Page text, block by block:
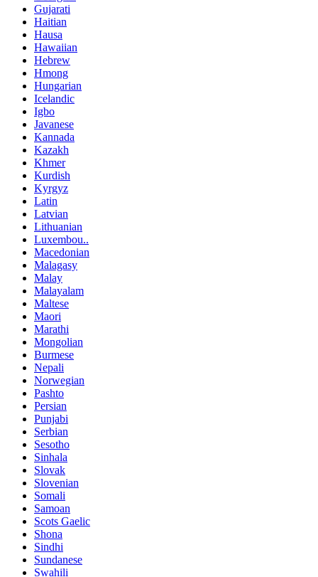
Gujarati
Haitian
Hausa
Hawaiian
Hebrew
Hmong
Hungarian
Icelandic
Igbo
Javanese
Kannada
Kazakh
Khmer
Kurdish
Kyrgyz
Latin
Latvian
Lithuanian
Luxembou..
Macedonian
Malagasy
Malay
Malayalam
Maltese
Maori
Marathi
Mongolian
Burmese
Nepali
Norwegian
Pashto
Persian
Punjabi
Serbian
Sesotho
Sinhala
Slovak
Slovenian
Somali
Samoan
Scots Gaelic
Shona
Sindhi
Sundanese
Swahili